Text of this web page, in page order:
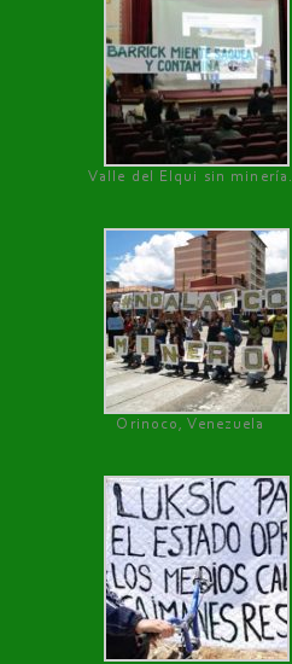
Valle del Elqui sin minería.
Orinoco, Venezuela